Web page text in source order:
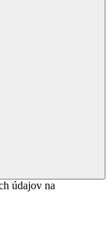
údajov na